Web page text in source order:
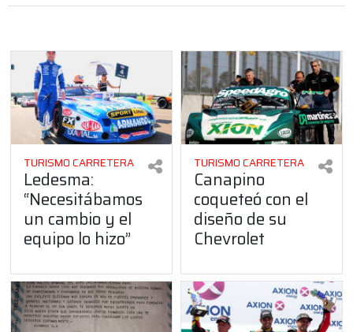
TURISMO CARRETERA
Ledesma:
“Necesitábamos
un cambio y el
equipo lo hizo”
TURISMO CARRETERA
Canapino
coqueteó con el
diseño de su
Chevrolet